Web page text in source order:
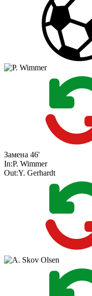
Замена 46'
In:P. Wimmer
Out:Y. Gerhardt